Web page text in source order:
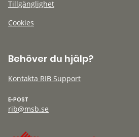
Tillgänglighet
Cookies
Behöver du hjälp?
Kontakta RIB Support
E-POST
rib@msb.se